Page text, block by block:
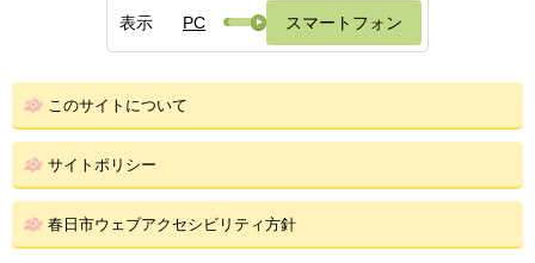
表示 PC スマートフォン
このサイトについて
サイトポリシー
春日市ウェブアクセシビリティ方針